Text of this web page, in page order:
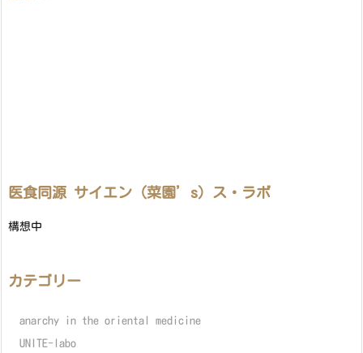
医食同源 サイエン（菜園’s）ス・ラボ
構想中
カテゴリー
anarchy in the oriental medicine
UNITE-labo